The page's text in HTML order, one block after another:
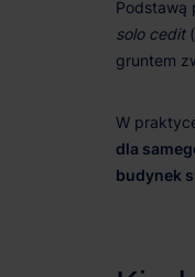
solo cedit
dla
budynek